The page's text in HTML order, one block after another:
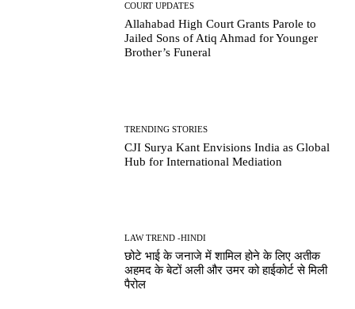
COURT UPDATES
Allahabad High Court Grants Parole to
Jailed Sons of Atiq Ahmad for Younger
Brother’s Funeral
TRENDING STORIES
CJI Surya Kant Envisions India as Global
Hub for International Mediation
LAW TREND -HINDI
छोटे भाई के जनाजे में शामिल होने के लिए अतीक
अहमद के बेटों अली और उमर को हाईकोर्ट से मिली
पैरोल